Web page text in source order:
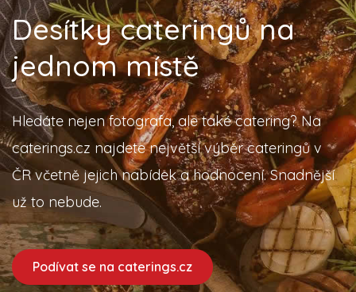
Desítky cateringů na
jednom místě
Hledáte nejen fotografa, ale také catering? Na
caterings.cz najdete největší výběr cateringů v
ČR včetně jejich nabídek a hodnocení. Snadnější
už to nebude.
Podívat se na caterings.cz